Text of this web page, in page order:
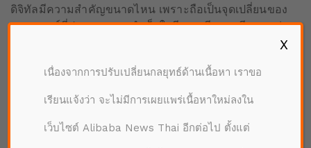
ดิจิทัลมีความสำคัญขนาดไหน เพราะถือเป็นจุดเปลี่ยนของ
ทุกแบรนด์ที่ประสบความสำเร็จในจีน อาลีบาบามีความมุ่ง
ดิจิทัลของแบรนด์ไปทั่วประเทศจีน เพื่อให้ทันกับความ
ต้องการของลูกค้าที่เปลี่ยนแปลงไปอยู่เสมอ และสร้าง
เนื่องจากการปรับเปลี่ยนกลยุทธ์ด้านเนื้อหา เราขอ
เรียนแจ้งว่า จะไม่มีการเผยแพร่เนื้อหาใหม่ลงใน
เว็บไซต์ Alibaba News Thai อีกต่อไป ตั้งแต่
X